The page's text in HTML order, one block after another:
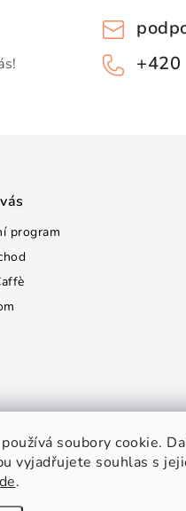
soubory cookie.
vyjadřujete souhlas s
.
+420
program
2026